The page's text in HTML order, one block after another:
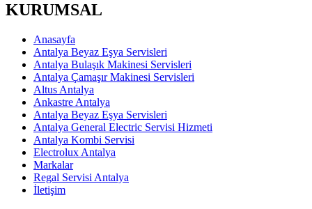
KURUMSAL
Anasayfa
Antalya Beyaz Eşya Servisleri
Antalya Bulaşık Makinesi Servisleri
Antalya Çamaşır Makinesi Servisleri
Altus Antalya
Ankastre Antalya
Antalya Beyaz Eşya Servisleri
Antalya General Electric Servisi Hizmeti
Antalya Kombi Servisi
Electrolux Antalya
Markalar
Regal Servisi Antalya
İletişim